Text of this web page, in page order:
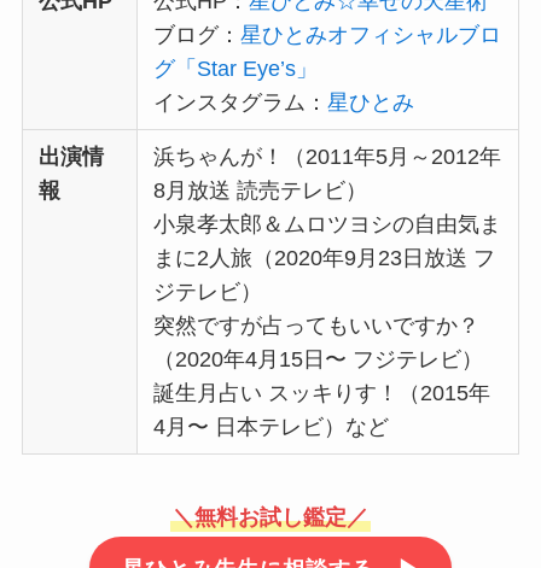
ブログ：星ひとみオフィシャルブロ
グ「Star Eye’s」
インスタグラム：星ひとみ
出演情
報
浜ちゃんが！（2011年5月～2012年
8月放送 読売テレビ）
小泉孝太郎＆ムロツヨシの自由気ま
まに2人旅（2020年9月23日放送 フ
ジテレビ）
突然ですが占ってもいいですか？
（2020年4月15日〜 フジテレビ）
誕生月占い スッキりす！（2015年
4月〜 日本テレビ）など
＼無料お試し鑑定／